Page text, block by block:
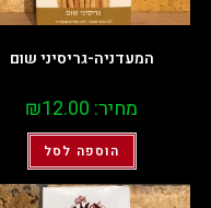
המעדניה-גריסיני שום
מחיר: ₪12.00
הוספה לסל